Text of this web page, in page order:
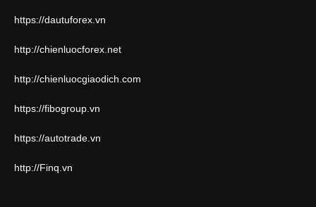
https://dautuforex.vn
http://chienluocforex.net
http://chienluocgiaodich.com
https://fibogroup.vn
https://autotrade.vn
http://Finq.vn